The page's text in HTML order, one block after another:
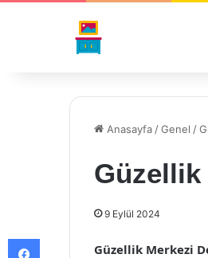
Anasayfa /Genel /
9 Eylül 2024
Güzellik Merkezi
Facebook